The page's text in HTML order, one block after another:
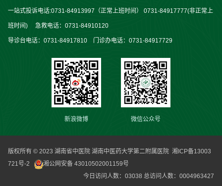
一站式投诉电话:0731-84913997（正常上班时间） 0731-84917777(非正常上
班时间) 急救电话：0731-84910120
导诊台电话：0731-84917810 门诊办电话：0731-84917729
新浪微博 微信公众号
版权所有 © 2023 湖南省中医院 湖南中医药大学第二附属医院 湘ICP备13003
721号-2
湘公网安备 43010502001159号
今日访问人数：03038 总访问人数：0004963427